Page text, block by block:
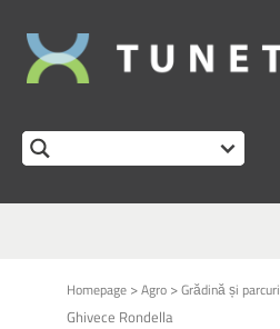
Homepage >Agro >Grădină și parcuri
Ghivece Rondella